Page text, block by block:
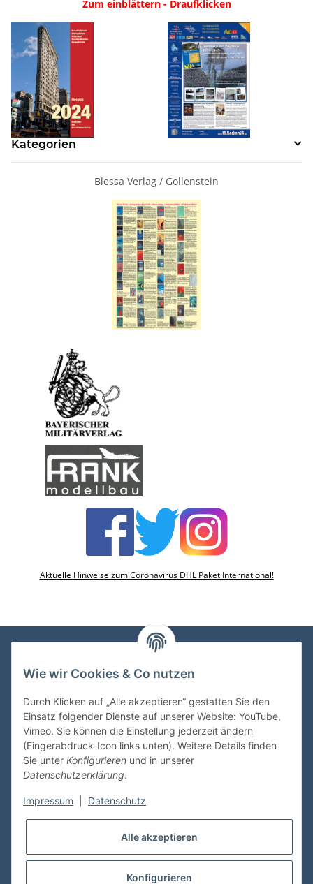
Zum einblättern - Draufklicken
Kategorien
Blessa Verlag / Gollenstein
Aktuelle Hinweise zum Coronavirus DHL Paket International!
VDMedien24.de
Kasernenstraße 6-10
66482 Zweibrücken
Tel. 06332 72710
eMail: heinz.nickel@vdmedien.de
Shop Service
Wie wir Cookies & Co nutzen
Durch Klicken auf „Alle akzeptieren“ gestatten Sie den
Einsatz folgender Dienste auf unserer Website: YouTube,
Vimeo. Sie können die Einstellung jederzeit ändern
(Fingerabdruck-Icon links unten). Weitere Details finden
Sie unter Konfigurieren und in unserer
Datenschutzerklärung.
Impressum Datenschutz
Alle akzeptieren
Konfigurieren